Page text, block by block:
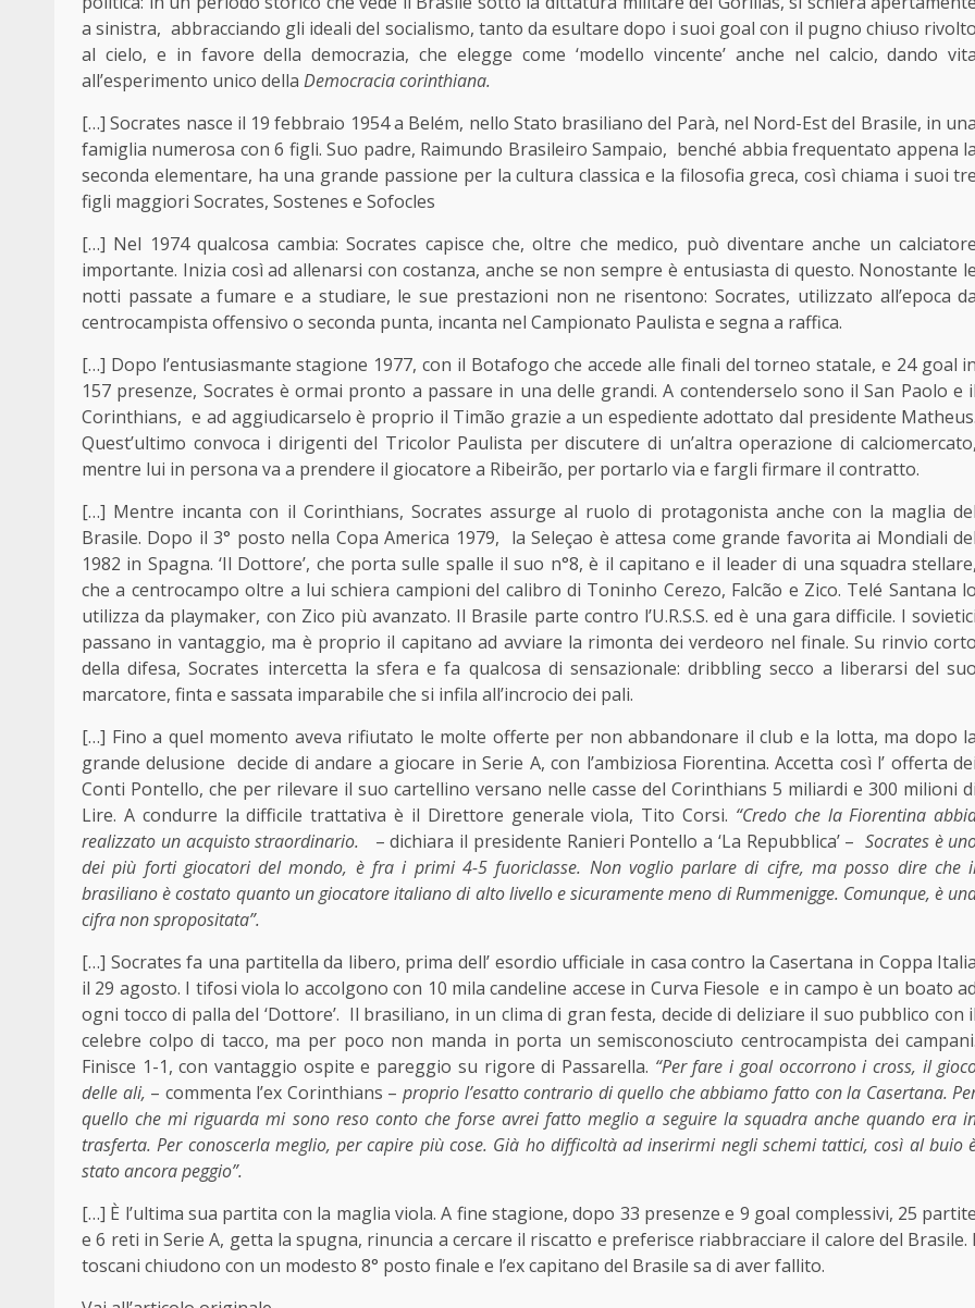
a sinistra, abbracciando gli ideali del socialismo, tanto da esultare dopo i suoi goal con il pugno chiuso rivolto
al cielo, e in favore della democrazia, che elegge come ‘modello vincente’ anche nel calcio, dando vita
all’esperimento unico della Democracia corinthiana.
[…] Socrates nasce il 19 febbraio 1954 a Belém, nello Stato brasiliano del Parà, nel Nord-Est del Brasile, in una
famiglia numerosa con 6 figli. Suo padre, Raimundo Brasileiro Sampaio, benché abbia frequentato appena la
seconda elementare, ha una grande passione per la cultura classica e la filosofia greca, così chiama i suoi tre
figli maggiori Socrates, Sostenes e Sofocles
[…] Nel 1974 qualcosa cambia: Socrates capisce che, oltre che medico, può diventare anche un calciatore
importante. Inizia così ad allenarsi con costanza, anche se non sempre è entusiasta di questo. Nonostante le
notti passate a fumare e a studiare, le sue prestazioni non ne risentono: Socrates, utilizzato all’epoca da
centrocampista offensivo o seconda punta, incanta nel Campionato Paulista e segna a raffica.
[…] Dopo l’entusiasmante stagione 1977, con il Botafogo che accede alle finali del torneo statale, e 24 goal in
157 presenze, Socrates è ormai pronto a passare in una delle grandi. A contenderselo sono il San Paolo e il
Corinthians, e ad aggiudicarselo è proprio il Timão grazie a un espediente adottato dal presidente Matheus.
Quest’ultimo convoca i dirigenti del Tricolor Paulista per discutere di un’altra operazione di calciomercato,
mentre lui in persona va a prendere il giocatore a Ribeirão, per portarlo via e fargli firmare il contratto.
[…] Mentre incanta con il Corinthians, Socrates assurge al ruolo di protagonista anche con la maglia del
Brasile. Dopo il 3° posto nella Copa America 1979, la Seleçao è attesa come grande favorita ai Mondiali del
1982 in Spagna. ‘Il Dottore’, che porta sulle spalle il suo n°8, è il capitano e il leader di una squadra stellare,
che a centrocampo oltre a lui schiera campioni del calibro di Toninho Cerezo, Falcão e Zico. Telé Santana lo
utilizza da playmaker, con Zico più avanzato. Il Brasile parte contro l’U.R.S.S. ed è una gara difficile. I sovietici
passano in vantaggio, ma è proprio il capitano ad avviare la rimonta dei verdeoro nel finale. Su rinvio corto
della difesa, Socrates intercetta la sfera e fa qualcosa di sensazionale: dribbling secco a liberarsi del suo
marcatore, finta e sassata imparabile che si infila all’incrocio dei pali.
[…] Fino a quel momento aveva rifiutato le molte offerte per non abbandonare il club e la lotta, ma dopo la
grande delusione decide di andare a giocare in Serie A, con l’ambiziosa Fiorentina. Accetta così l’ offerta dei
Conti Pontello, che per rilevare il suo cartellino versano nelle casse del Corinthians 5 miliardi e 300 milioni di
Lire. A condurre la difficile trattativa è il Direttore generale viola, Tito Corsi. “Credo che la Fiorentina
realizzato un acquisto straordinario. – dichiara il presidente Ranieri Pontello a ‘La Repubblica’ – Socrates è
dei più forti giocatori del mondo, è fra i primi 4-5 fuoriclasse. Non voglio parlare di cifre, ma posso dire che
brasiliano è costato quanto un giocatore italiano di alto livello e sicuramente meno di Rummenigge. Comunque, è
cifra non spropositata”.
[…] Socrates fa una partitella da libero, prima dell’ esordio ufficiale in casa contro la Casertana in Coppa Italia
il 29 agosto. I tifosi viola lo accolgono con 10 mila candeline accese in Curva Fiesole e in campo è un boato ad
ogni tocco di palla del ‘Dottore’. Il brasiliano, in un clima di gran festa, decide di deliziare il suo pubblico con il
celebre colpo di tacco, ma per poco non manda in porta un semisconosciuto centrocampista dei campani.
Finisce 1-1, con vantaggio ospite e pareggio su rigore di Passarella. “Per fare i goal occorrono i cross, il
delle ali, – commenta l’ex Corinthians –proprio l’esatto contrario di quello che abbiamo fatto con la Casertana.
quello che mi riguarda mi sono reso conto che forse avrei fatto meglio a seguire la squadra anche quando era
trasferta. Per conoscerla meglio, per capire più cose. Già ho difficoltà ad inserirmi negli schemi tattici, così al buio
stato ancora peggio”.
[…] È l’ultima sua partita con la maglia viola. A fine stagione, dopo 33 presenze e 9 goal complessivi, 25 partite
e 6 reti in Serie A, getta la spugna, rinuncia a cercare il riscatto e preferisce riabbracciare il calore del Brasile. I
toscani chiudono con un modesto 8° posto finale e l’ex capitano del Brasile sa di aver fallito.